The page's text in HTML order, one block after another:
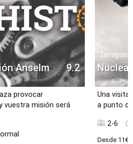
Anselm
9.2
provocar
vuestra misión será
Tarragona
Una visita
a punto
2-6
Desde 11€